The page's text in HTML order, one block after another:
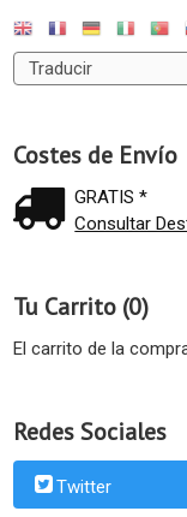
Costes de Envío
GRATIS *
Consultar
Tu Carrito (0)
El carrito de la
Redes Sociales
Twitter